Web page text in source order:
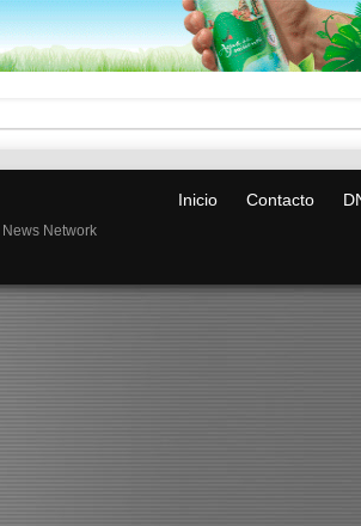
Network
Inicio Contacto